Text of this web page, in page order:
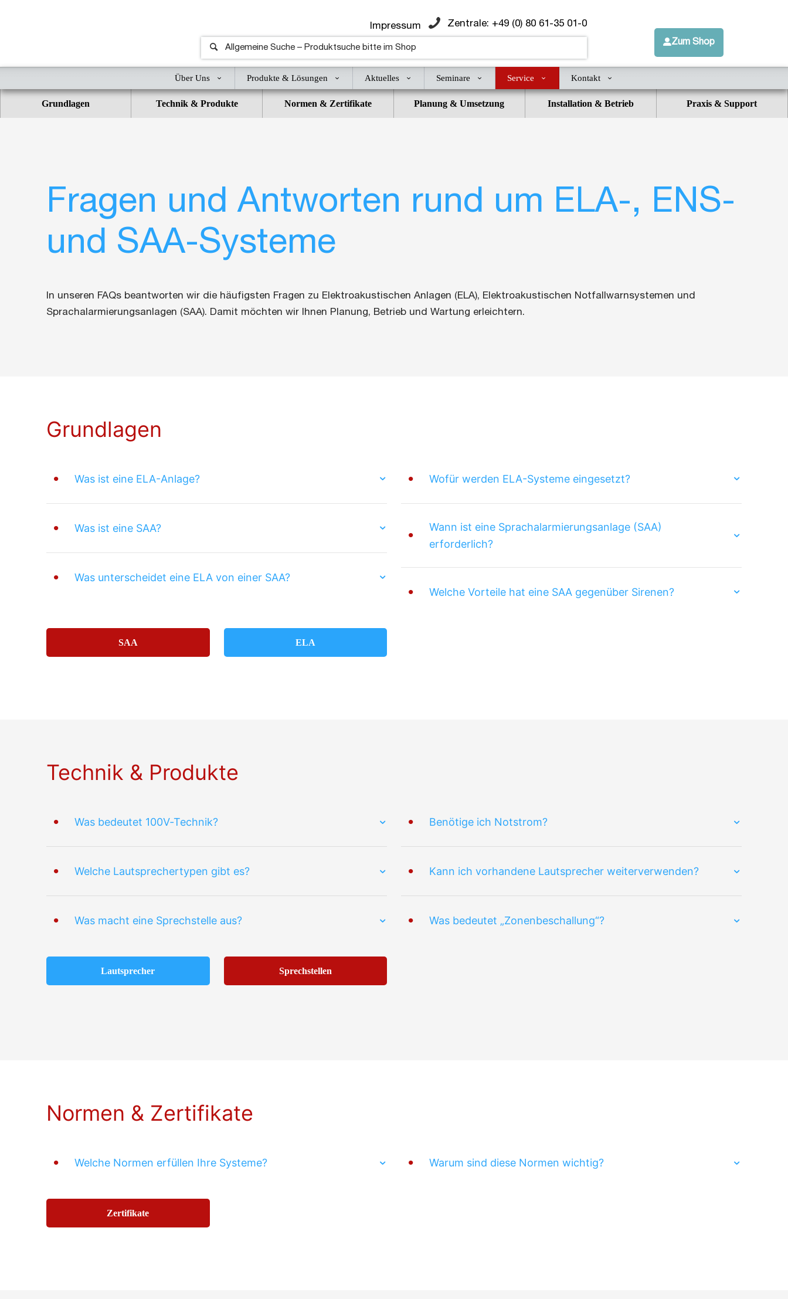
Impressum Zentrale: +49 (0) 80 61-35 01-0
Zum Shop
Über Uns Produkte & Lösungen Aktuelles Seminare Service Kontakt
Grundlagen Technik & Produkte Normen & Zertifikate Planung & Umsetzung Installation & Betrieb Praxis & Support
Fragen und Antworten rund um ELA-, ENS-
und SAA-Systeme
In unseren FAQs beantworten wir die häufigsten Fragen zu Elektroakustischen Anlagen (ELA), Elektroakustischen Notfallwarnsystemen und
Sprachalarmierungsanlagen (SAA). Damit möchten wir Ihnen Planung, Betrieb und Wartung erleichtern.
Grundlagen
Was ist eine ELA-Anlage?
Was ist eine SAA?
Was unterscheidet eine ELA von einer SAA?
Wofür werden ELA-Systeme eingesetzt?
Wann ist eine Sprachalarmierungsanlage (SAA)
erforderlich?
Welche Vorteile hat eine SAA gegenüber Sirenen?
SAA ELA
Technik & Produkte
Was bedeutet 100V‑Technik?
Welche Lautsprechertypen gibt es?
Was macht eine Sprechstelle aus?
Benötige ich Notstrom?
Kann ich vorhandene Lautsprecher weiterverwenden?
Was bedeutet „Zonenbeschallung“?
Lautsprecher Sprechstellen
Normen & Zertifikate
Welche Normen erfüllen Ihre Systeme? Warum sind diese Normen wichtig?
Zertifikate